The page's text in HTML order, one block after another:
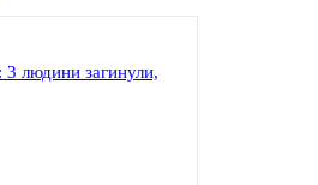
3 людини загинули,